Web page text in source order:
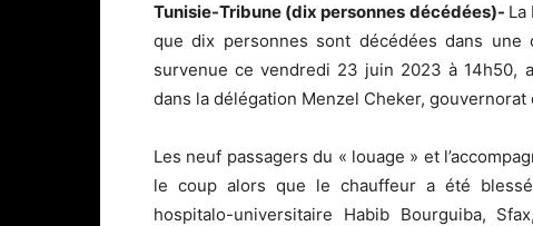
Tunisie-Tribune (dix personnes décédées)- La
que dix personnes sont décédées dans
survenue ce vendredi 23 juin 2023 à 14h50,
dans la délégation Menzel Cheker, gouvernorat
Les neuf passagers du « louage » et
le coup alors que le chauffeur a été
hospitalo-universitaire Habib Bourguiba,